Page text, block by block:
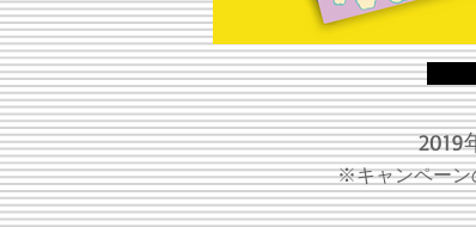
2019
※キャンペーン